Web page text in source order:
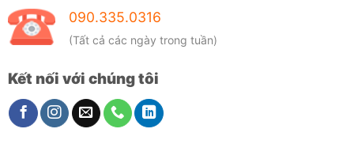
090.335.0316
(Tất cả các ngày trong tuần)
Kết nối với chúng tôi